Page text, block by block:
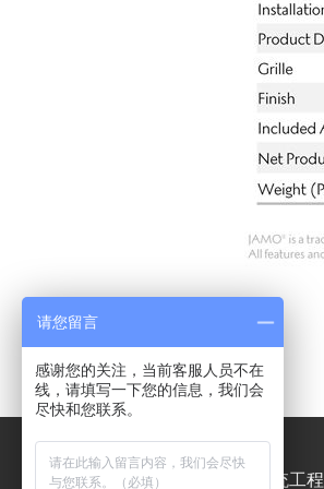
关于我们 系统工程
请您留言
感谢您的关注，当前客服人员不在
线，请填写一下您的信息，我们会
尽快和您联系。